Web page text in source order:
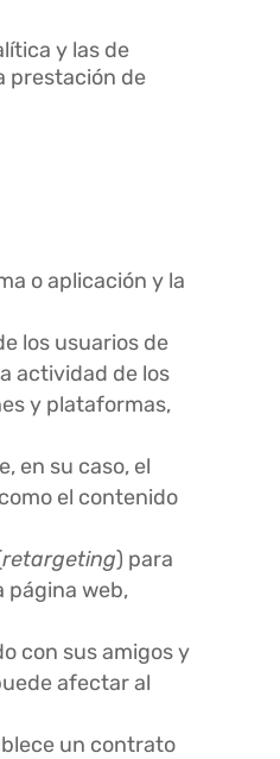
y las de
prestación de
o aplicación y la
los usuarios de
actividad de los
y plataformas,
en su caso, el
el contenido
retargeting) para
página web,
con sus amigos y
afectar al
un contrato